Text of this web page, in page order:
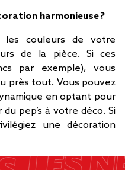
harmonieuse ?
les couleurs de votre
de la pièce. Si ces
par exemple), vous
près tout. Vous pouvez
en optant pour
pep’s à votre déco. Si
une décoration